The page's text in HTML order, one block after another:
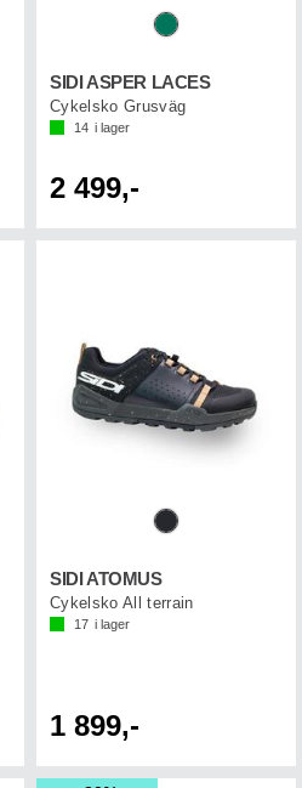
SIDI ASPER LACES
Cykelsko Grusväg
14 i lager
2 499,-
SIDI ATOMUS
Cykelsko All terrain
17 i lager
1 899,-